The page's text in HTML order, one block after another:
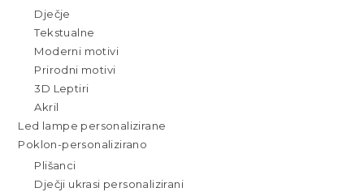
Dječje
Tekstualne
Moderni motivi
Prirodni motivi
3D Leptiri
Akril
Led lampe personalizirane
Poklon-personalizirano
Plišanci
Dječji ukrasi personalizirani